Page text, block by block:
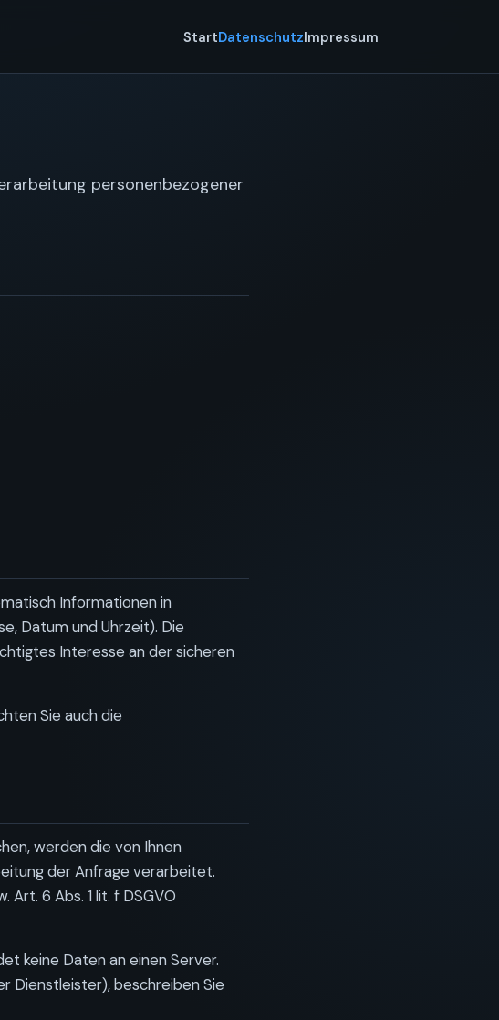
StartDatenschutzImpressum
personenbezogener
Informationen in
Datum und Uhrzeit). Die
Interesse an der sicheren
Sie auch die
werden die von Ihnen
der Anfrage verarbeitet.
Art. 6 Abs. 1 lit. f DSGVO
keine Daten an einen Server.
Dienstleister), beschreiben Sie